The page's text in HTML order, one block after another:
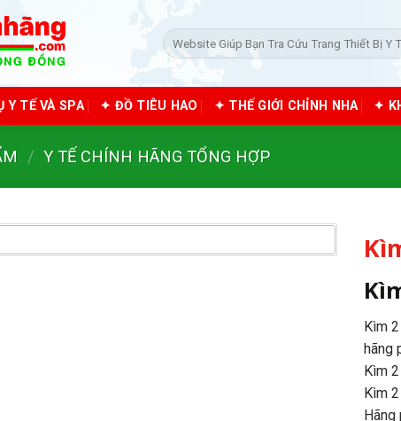
Tìm
kiếm:
Y TẾ VÀ SPA ✦ ĐỒ TIÊU HAO ✦ THẾ GIỚI CHỈNH NHA ✦
/ Y TẾ CHÍNH HÃNG TỔNG HỢP
Kìm
hãng
Kìm
Kìm